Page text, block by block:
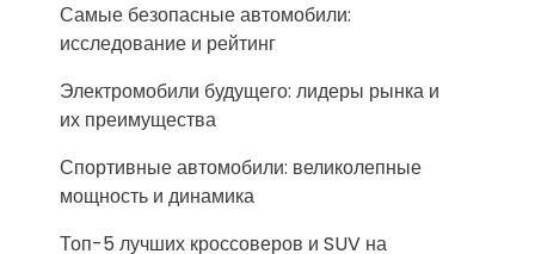
Самые безопасные автомобили:
исследование и рейтинг
Электромобили будущего: лидеры рынка и
их преимущества
Спортивные автомобили: великолепные
мощность и динамика
Топ-5 лучших кроссоверов и SUV на